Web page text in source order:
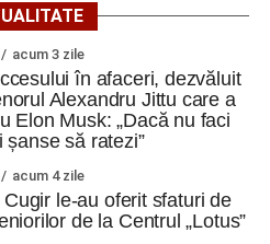
strada Principală nr. 172 din
1.975 de metri pătrați,
locale.
patru corpuri de clădire – fosta
șura și șoprul-atelier
unei gospodării
acum 3 zile
în afaceri, dezvăluit
Alexandru Jittu care a
Elon Musk: „Dacă nu faci
șanse să ratezi”
acum 4 zile
le-au oferit sfaturi de
de la Centrul „Lotus”